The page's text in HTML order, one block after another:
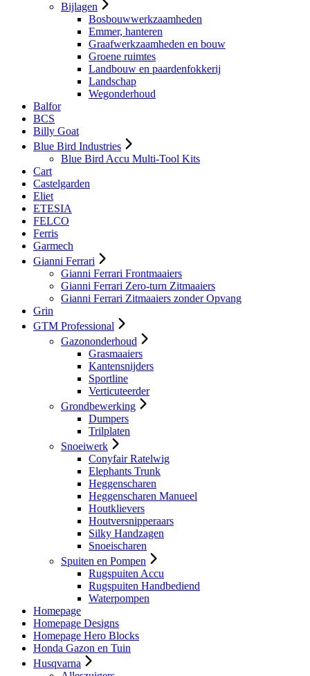
Bijlagen
Bosbouwwerkzaamheden
Emmer, hanteren
Graafwerkzaamheden en bouw
Groene ruimtes
Landbouw en paardenfokkerij
Landschap
Wegonderhoud
Balfor
BCS
Billy Goat
Blue Bird Industries
Blue Bird Accu Multi-Tool Kits
Cart
Castelgarden
Eliet
ETESIA
FELCO
Ferris
Garmech
Gianni Ferrari
Gianni Ferrari Frontmaaiers
Gianni Ferrari Zero-turn Zitmaaiers
Gianni Ferrari Zitmaaiers zonder Opvang
Grin
GTM Professional
Gazononderhoud
Grasmaaiers
Kantensnijders
Sportline
Verticuteerder
Grondbewerking
Dumpers
Trilplaten
Snoeiwerk
Conyfair Ratelwig
Elephants Trunk
Heggenscharen
Heggenscharen Manueel
Houtklievers
Houtversnipperaars
Silky Handzagen
Snoeischaren
Spuiten en Pompen
Rugspuiten Accu
Rugspuiten Handbediend
Waterpompen
Homepage
Homepage Designs
Homepage Hero Blocks
Honda Gazon en Tuin
Husqvarna